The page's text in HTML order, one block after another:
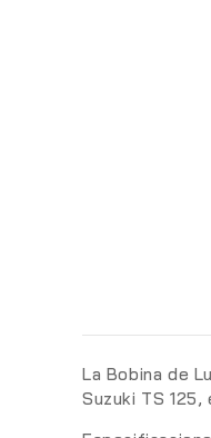
La Bobina de
Suzuki TS